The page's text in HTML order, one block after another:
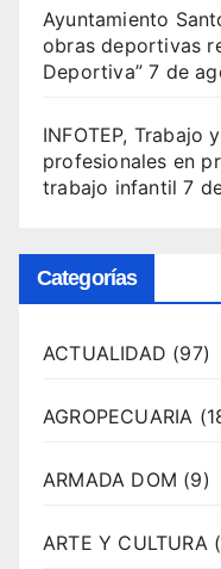
Ayuntamiento
obras deportivas
Deportiva” 7 de
INFOTEP, Trabajo
profesionales en
trabajo infantil 7
Categorías
ACTUALIDAD (97)
AGROPECUARIA
ARMADA DOM (9)
ARTE Y CULTURA